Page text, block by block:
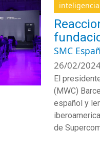
SMC
26/02/
El
(MWC)
español y
de